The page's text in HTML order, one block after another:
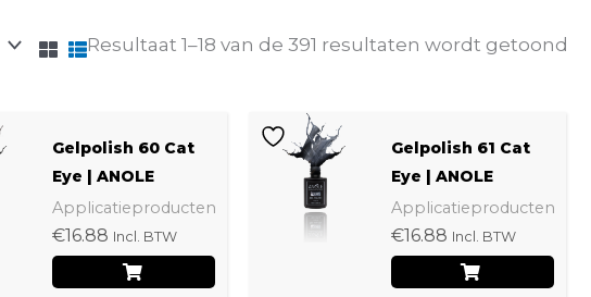
Resultaat 1–18 van de 391 resultaten wordt getoond
Gelpolish 60 Cat
Eye | ANOLE
Applicatieproducten
€16.88 Incl. BTW
Gelpolish 61 Cat
Eye | ANOLE
Applicatieproducten
€16.88 Incl. BTW